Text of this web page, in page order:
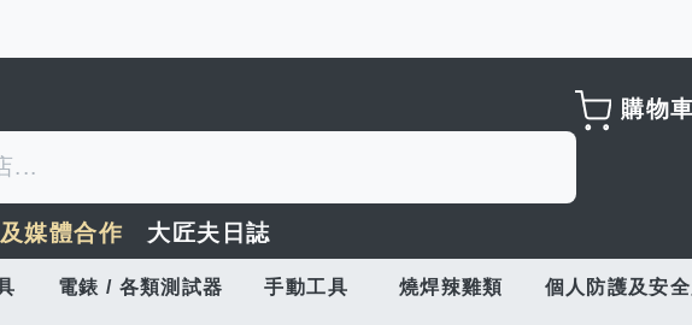
購物車
媒體合作 大匠夫日誌
電錶 / 各類測試器 手動工具 燒焊辣雞類 個人防護及安